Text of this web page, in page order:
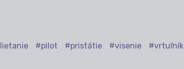
lietanie pilot pristátie visenie vrtuľník